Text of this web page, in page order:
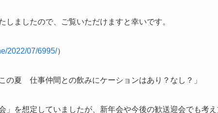
しましたので、ご覧いただけますと幸いです。
2022/07/6995/）
の夏 仕事仲間との飲みにケーションはあり？なし？」
」を想定していましたが、新年会や今後の歓送迎会でも考